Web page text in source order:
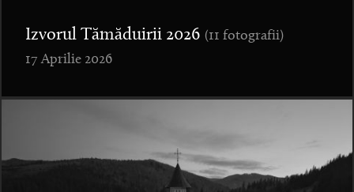
Izvorul Tămăduirii 2026 (11 fotografii)
17 Aprilie 2026